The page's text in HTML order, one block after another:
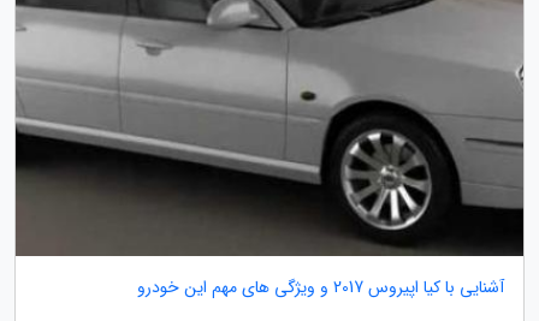
آشنایی با کیا اپیروس 2017 و ویژگی های مهم این خودرو